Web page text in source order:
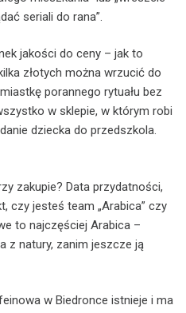
seriali do rana”.
jakości do ceny – jak to
złotych można wrzucić do
porannego rytuału bez
w sklepie, w którym robi
dziecka do przedszkola.
zakupie? Data przydatności,
czy jesteś team „Arabica” czy
to najczęściej Arabica –
z natury, zanim jeszcze ją
w Biedronce istnieje i ma